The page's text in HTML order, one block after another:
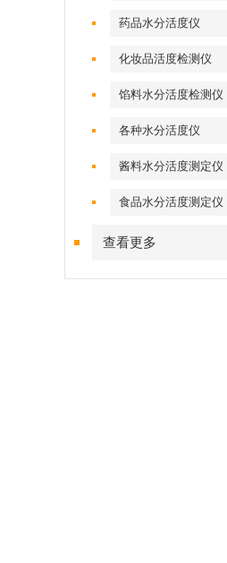
药品水分活度仪
化妆品活度检测仪
馅料水分活度检测仪
各种水分活度仪
酱料水分活度测定仪
食品水分活度测定仪
查看更多